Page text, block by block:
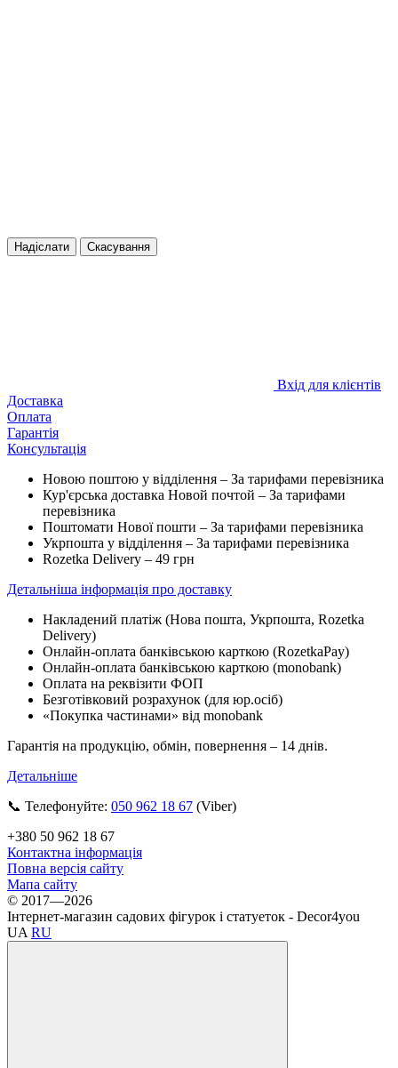
Надіслати Скасування
Вхід для клієнтів
Доставка
Оплата
Гарантія
Консультація
Новою поштою у відділення – За тарифами перевізника
Кур'єрська доставка Новой почтой – За тарифами
перевізника
Поштомати Нової пошти – За тарифами перевізника
Укрпошта у відділення – За тарифами перевізника
Rozetka Delivery – 49 грн
Детальніша інформація про доставку
Накладений платіж (Нова пошта, Укрпошта, Rozetka
Delivery)
Онлайн-оплата банківською карткою (RozetkaPay)
Онлайн-оплата банківською карткою (monobank)
Оплата на реквізити ФОП
Безготівковий розрахунок (для юр.осіб)
«Покупка частинами» від monobank
Гарантія на продукцію, обмін, повернення – 14 днів.
Детальніше
📞 Телефонуйте: 050 962 18 67 (Viber)
+380 50 962 18 67
Контактна інформація
Повна версія сайту
Мапа сайту
© 2017—2026
Інтернет-магазин садових фігурок і статуеток - Decor4you
UA RU